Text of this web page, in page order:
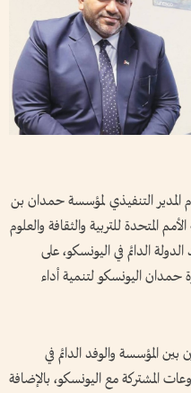
المدير التنفيذي لمؤسسة حمدان بن
المتحدة للتربية والثقافة والعلوم
الدائم في اليونسكو، على
حمدان اليونسكو لتنمية أداء
المؤسسة والوفد الدائم في
المشتركة مع اليونسكو، بالإضافة